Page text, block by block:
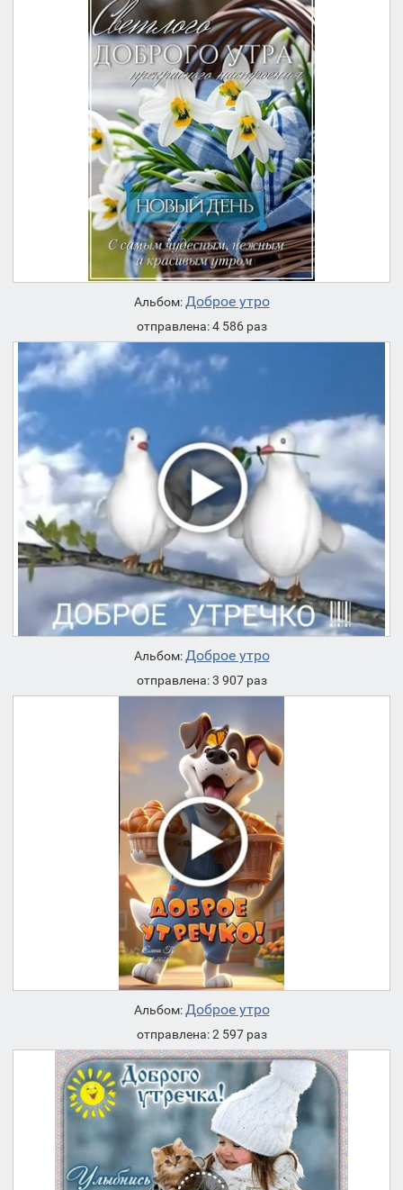
Альбом:Доброе утро
отправлена: 4 586 раз
Альбом:Доброе утро
отправлена: 3 907 раз
Альбом:Доброе утро
отправлена: 2 597 раз